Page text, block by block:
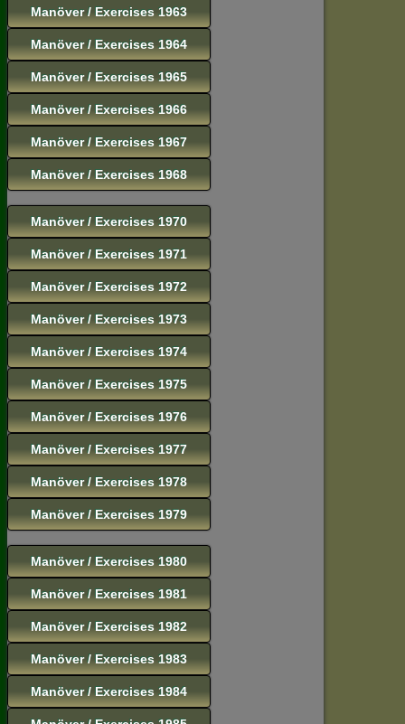
Manöver / Exercises 1963
Manöver / Exercises 1964
Manöver / Exercises 1965
Manöver / Exercises 1966
Manöver / Exercises 1967
Manöver / Exercises 1968
Manöver / Exercises 1970
Manöver / Exercises 1971
Manöver / Exercises 1972
Manöver / Exercises 1973
Manöver / Exercises 1974
Manöver / Exercises 1975
Manöver / Exercises 1976
Manöver / Exercises 1977
Manöver / Exercises 1978
Manöver / Exercises 1979
Manöver / Exercises 1980
Manöver / Exercises 1981
Manöver / Exercises 1982
Manöver / Exercises 1983
Manöver / Exercises 1984